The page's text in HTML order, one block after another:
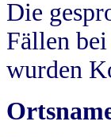
Die
Fällen
wurden